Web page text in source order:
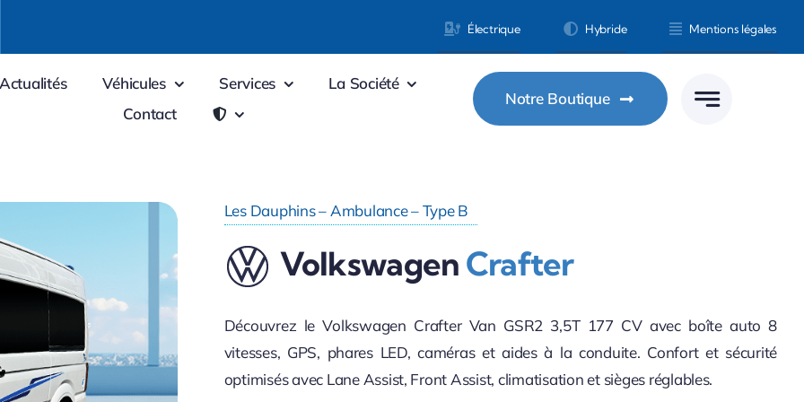
Électrique Hybride Mentions légales
Actualités Véhicules Services
La Société
Contact
Notre Boutique
Les Dauphins – Ambulance – Type B
Volkswagen Crafter
Découvrez le Volkswagen Crafter Van GSR2 3,5T 177 CV avec boîte auto 8
vitesses, GPS, phares LED, caméras et aides à la conduite. Confort et sécurité
optimisés avec Lane Assist, Front Assist, climatisation et sièges réglables.